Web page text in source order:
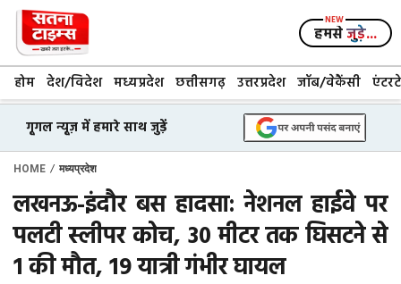
Skip
content
हमसेजुड़े...
होम देश/विदेश मध्यप्रदेश छत्तीसगढ़ उत्तरप्रदेश जॉब/वेकैंसी
गूगल न्यूज़ में हमारे साथ जुड़ें
HOME / मध्यप्रदेश
लखनऊ-इंदौर बस हादसा: नेशनल हाईवे पर
पलटी स्लीपर कोच, 30 मीटर तक घिसटने से
1 की मौत, 19 यात्री गंभीर घायल